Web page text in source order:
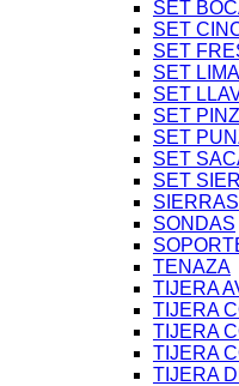
SET
SET
SET
SET
SET
SET
SET
SET
SET
SIERRAS
SONDAS
TENAZA
TIJERA
TIJERA
TIJERA
TIJERA
TIJERA